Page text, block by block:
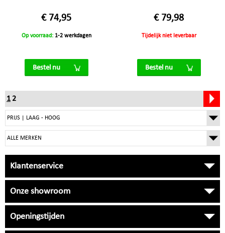
€ 74,95
Op voorraad: 1-2 werkdagen
Bestel nu
€ 79,98
Tijdelijk niet leverbaar
Bestel nu
1 2
Klantenservice
Onze showroom
Openingstijden